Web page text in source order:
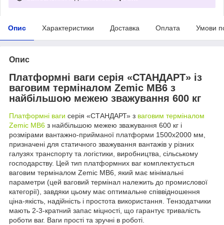
Опис Характеристики Доставка Оплата Умови
Опис
Платформні ваги серія «СТАНДАРТ» із
ваговим терміналом Zemic MB6 з
найбільшою межею зважування 600 кг
Платформні ваги серія «СТАНДАРТ» з ваговим терміналом
Zemic MB6 з найбільшою межею зважування 600 кг і
розмірами вантажно-прийманої платформи 1500х2000 мм,
призначені для статичного зважування вантажів у різних
галузях транспорту та логістики, виробництва, сільському
господарству. Цей тип платформних ваг комплектується
ваговим терміналом Zemic MB6, який має мінімальні
параметри (цей ваговий термінал належить до промислової
категорії), завдяки цьому має оптимальне співвідношення
ціна-якість, надійність і простота використання. Тензодатчики
мають 2-3-кратний запас міцності, що гарантує тривалість
роботи ваг. Ваги прості та зручні в роботі.